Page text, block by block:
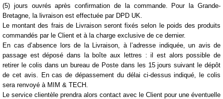
(5) jours ouvrés après confirmation de la commande. Pour la Grande-
Bretagne, la livraison est effectuée par DPD UK.
Le montant des frais de Livraisonseront fixés selon lepoids des produits
commandés par le Client et à la charge exclusive de ce dernier.
En cas d’absence lors de la Livraison, à l’adresse indiquée, un avis de
passage est déposé dans la boîte aux lettres : il est alors possible de
retirer le colis dans un bureau de Poste dans les 15 jours suivant le dépôt
de cet avis. En cas de dépassement du délai ci-dessus indiqué, le colis
sera renvoyé à MIM & TECH.
Le service clientèle prendra alors contact avec le Client pour une éventuelle